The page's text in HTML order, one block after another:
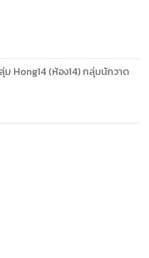
ม Hong14 (ห้อง14) กลุ่มนักวาด